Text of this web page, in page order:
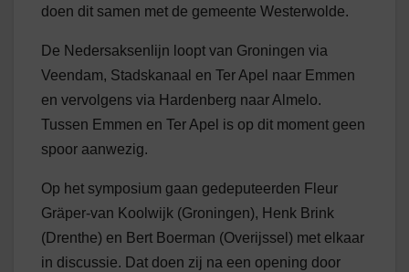
doen dit samen met de gemeente Westerwolde.
De Nedersaksenlijn loopt van Groningen via
Veendam, Stadskanaal en Ter Apel naar Emmen
en vervolgens via Hardenberg naar Almelo.
Tussen Emmen en Ter Apel is op dit moment geen
spoor aanwezig.
Op het symposium gaan gedeputeerden Fleur
Gräper-van Koolwijk (Groningen), Henk Brink
(Drenthe) en Bert Boerman (Overijssel) met elkaar
in discussie. Dat doen zij na een opening door